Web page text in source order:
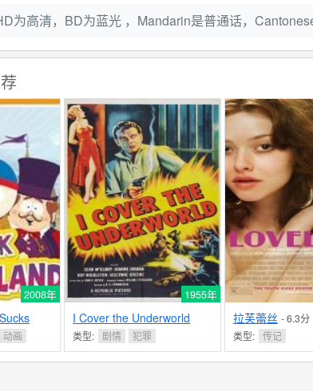
为高清，BD为蓝光 ，Mandarin是普通话，
2008年
动画
1955年
I Cover the Underworld
类型: 剧情 犯罪
拉芙蕾丝 - 6.3分
类型:
传记